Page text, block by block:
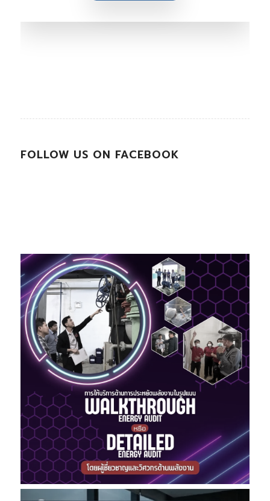
FOLLOW US ON FACEBOOK